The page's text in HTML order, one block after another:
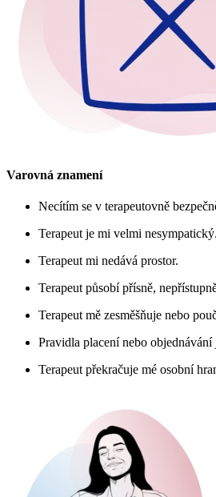
Varovná znamení
Necítím se v terapeutovně
Terapeut je mi velmi nesympatický.
Terapeut mi nedává prostor.
Terapeut působí přísně,
Terapeut mě zesměšňuje nebo
Pravidla placení nebo objednávání
Terapeut překračuje mé osobní